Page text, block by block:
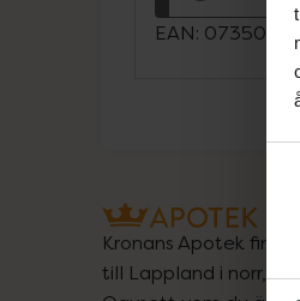
EAN:
Kronans Apotek finns
till Lappland i norr,